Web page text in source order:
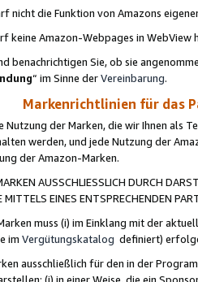
nicht die Funktion von Amazons
keine Amazon-Webpages in WebView
benachrichtigen Sie, ob sie
“ im Sinne derVereinbarung.
Markenrichtlinien für das
Nutzung der Marken, die wir Ihnen als
werden, und jede Nutzung der
der Amazon-Marken.
AUSSCHLIESSLICH DURCH
EINES ENTSPRECHENDEN
muss (i) im Einklang mit der
im Vergütungskatalog definiert)
ausschließlich für den in der
(i) in einer Weise, die ein